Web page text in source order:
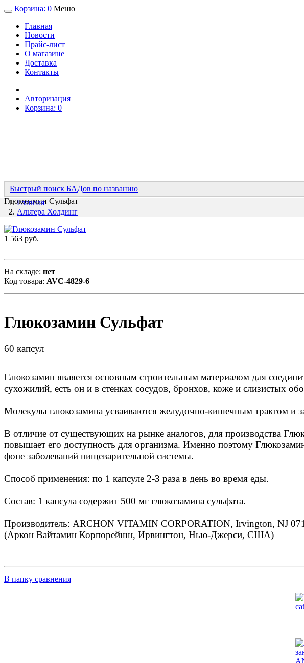
Корзина: 0 Меню
Главная
Новости
Прайс-лист
О магазине
Доставка
Контакты
Авторизация
Корзина: 0
Быстрый поиск БАДов по названию
Глюкозамин Сульфат
Главная
Альтера Холдинг
1 563 руб.
На складе: нет
Код товара: AVC-4829-6
Глюкозамин Сульфат
60 капсул
Глюкозамин является основным строительным материалом для
сухожилий, есть он и в стенках сосудов, бронхов, коже и слизистых
Молекулы глюкозамина усваиваются желудочно-кишечным трактом и
В отличие от существующих на рынке аналогов, для производства
повышает его доступность для организма. Именно поэтому
фоне заболеваний пищеварительной системы.
Способ применения: по 1 капсуле 2-3 раза в день во время еды.
Состав: 1 капсула содержит 500 мг глюкозамина сульфата.
Производитель: ARCHON VITAMIN CORPORATION, Irvington, NJ
(Аркон Вайтамин Корпорейшн, Ирвингтон, Нью-Джерси, США)
В папку сравнения